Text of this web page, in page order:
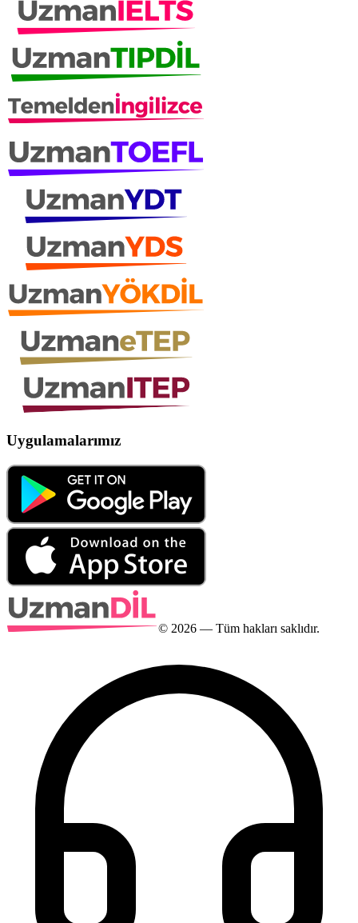
Uygulamalarımız
© 2026 — Tüm hakları saklıdır.